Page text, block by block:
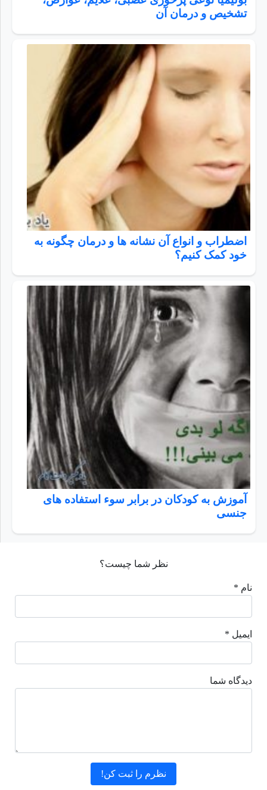
تشخیص و درمان آن
اضطراب و انواع آن نشانه ها و درمان چگونه به
خود کمک کنیم؟
آموزش به کودکان در برابر سوء استفاده های
جنسی
نظر شما چیست؟
نام *
ایمیل *
دیدگاه شما